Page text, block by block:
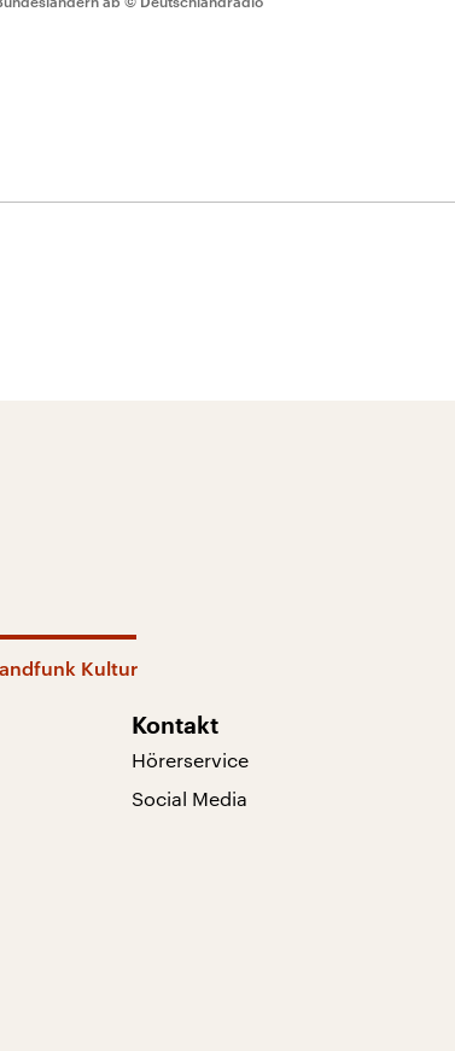
Kultur
Kontakt
Hörerservice
Social Media